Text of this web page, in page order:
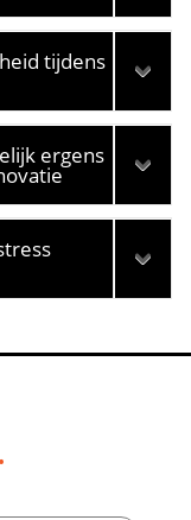
tijdens
ergens